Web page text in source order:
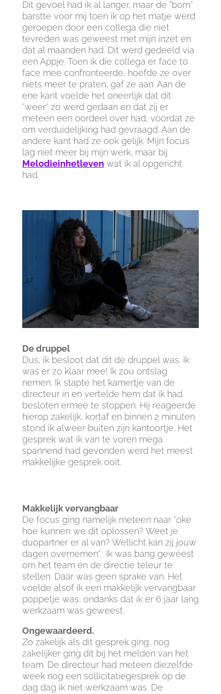
Dit gevoel had ik al langer, maar de ”bom”
barstte voor mij toen ik op het matje werd
geroepen door een collega die niet
tevreden was geweest met mijn inzet en
dat al maanden had. Dit werd gedeeld via
een Appje. Toen ik die collega er face to
face mee confronteerde, hoefde ze over
niets meer te praten, gaf ze aan. Aan de
ene kant voelde het oneerlijk dat dit
”weer” zo werd gedaan en dat zij er
meteen een oordeel over had, voordat ze
om verduidelijking had gevraagd. Aan de
andere kant had ze ook gelijk. Mijn focus
lag niet meer bij mijn werk, maar bij
Melodieinhetleven wat ik al opgericht
had.
De druppel
Dus, ik besloot dat dit de druppel was. Ik
was er zo klaar mee! Ik zou ontslag
nemen. Ik stapte het kamertje van de
directeur in en vertelde hem dat ik had
besloten ermee te stoppen. Hij reageerde
hierop zakelijk, kortaf en binnen 2 minuten
stond ik alweer buiten zijn kantoortje. Het
gesprek wat ik van te voren mega
spannend had gevonden werd het meest
makkelijke gesprek ooit.
Makkelijk vervangbaar
De focus ging namelijk meteen naar ”oke
hoe kunnen we dit oplossen? Weet je
duopartner er al van? Wellicht kan zij jouw
dagen overnemen”. Ik was bang geweest
om het team en de directie teleur te
stellen. Daar was geen sprake van. Het
voelde alsof ik een makkelijk vervangbaar
poppetje was, ondanks dat ik er 6 jaar lang
werkzaam was geweest.
Ongewaardeerd.
Zo zakelijk als dit gesprek ging, nog
zakelijker ging dit bij het melden van het
team. De directeur had meteen diezelfde
week nog een sollicitatiegesprek op de
dag dag ik niet werkzaam was. De